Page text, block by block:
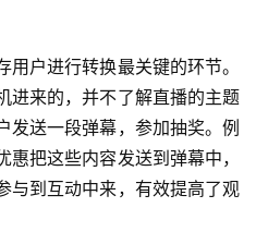
户进行转换最关键的环节。
进来的，并不了解直播的主题
发送一段弹幕，参加抽奖。例
把这些内容发送到弹幕中，
与到互动中来，有效提高了观